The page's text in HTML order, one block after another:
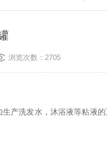
浏览次数：2705
产洗发水，沐浴液等粘液